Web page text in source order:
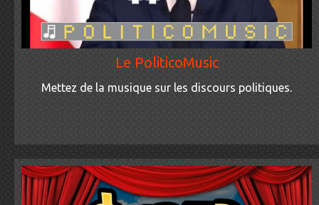
Le PoliticoMusic
Mettez de la musique sur les discours politiques.